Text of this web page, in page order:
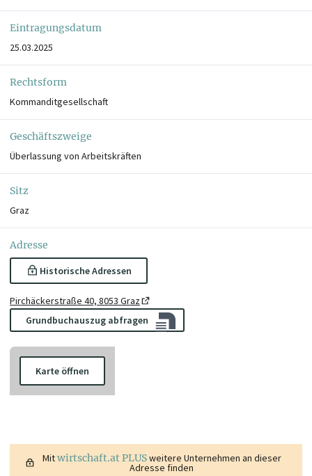
Eintragungsdatum
25.03.2025
Rechtsform
Kommanditgesellschaft
Geschäftszweige
Überlassung von Arbeitskräften
Sitz
Graz
Adresse
Historische Adressen
Pirchäckerstraße 40, 8053 Graz
Grundbuchauszug abfragen
Karte öffnen
Mitwirtschaft.at PLUSweitere Unternehmen an dieser
Adresse finden